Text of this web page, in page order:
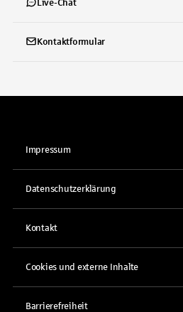
Live-Chat
Kontaktformular
Impressum
Datenschutzerklärung
Kontakt
Cookies und externe Inhalte
Barrierefreiheit